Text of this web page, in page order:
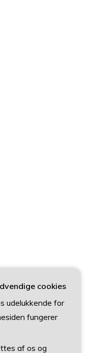
cookies
udelukkende for
fungerer
af os og